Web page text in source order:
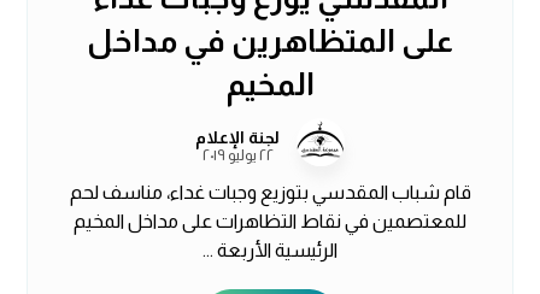
على المتظاهرين في مداخل
المخيم
لجنة الإعلام
٢٢ يوليو ٢٠١٩
قام شباب المقدسي بتوزيع وجبات غداء، مناسف لحم
للمعتصمين في نقاط التظاهرات على مداخل المخيم
الرئيسية الأربعة ...